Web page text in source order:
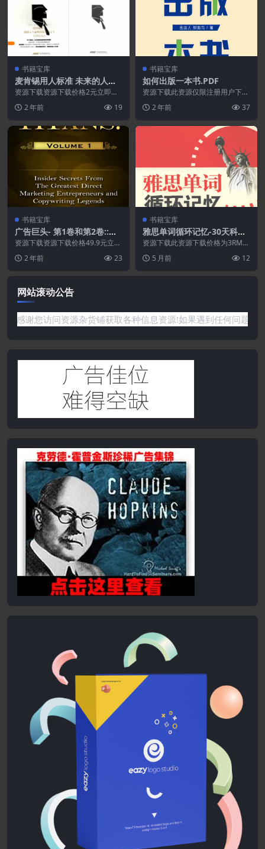
书籍宝库
麦肯锡用人标准 未来的人才
标竿.PDF
资源下载资源下载价格2元立即购
2 年前 19
书籍宝库
如何出版一本书.PDF
资源下载此资源仅限注册用户下
保证所有资源永久更新资...
2 年前 37
书籍宝库
广告巨头- 第1卷和第2卷::内
部人员的秘密来自最伟大的营
销企业家和文案.PDF
资源下载资源下载价格49.9元立即
2 年前 23
书籍宝库
雅思单词循环记忆-30天科学
循环记忆雅思词汇.PDF
资源下载此资源下载价格为3RMB
别提醒:本网站不...
5 月前 12
网站滚动公告
您访问资源杂货铺获取各种信息资源!如果遇到任何问题或是网